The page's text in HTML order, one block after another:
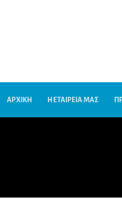
ΑΡΧΙΚΗ Η ΕΤΑΙΡΕΙΑ ΜΑΣ